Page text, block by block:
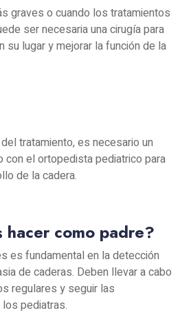
graves o cuando los tratamientos
ser necesaria una cirugía para
su lugar y mejorar la función de la
tratamiento, es necesario un
con el ortopedista pediatrico para
de la cadera.
hacer como padre?
es fundamental en la detección
de caderas. Deben llevar a cabo
regulares y seguir las
pediatras.